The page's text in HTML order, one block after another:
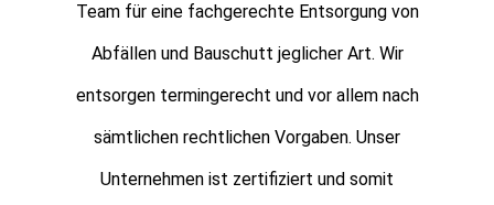
Team für eine fachgerechte Entsorgung von
Abfällen und Bauschutt jeglicher Art. Wir
entsorgen termingerecht und vor allem nach
sämtlichen rechtlichen Vorgaben. Unser
Unternehmen ist zertifiziert und somit